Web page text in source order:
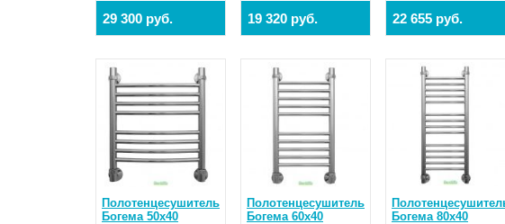
29 300 руб. 19 320 руб. 22 655 руб.
Полотенцесушитель
Богема 50x40
Полотенцесушитель
Богема 60x40
Богема 80x40